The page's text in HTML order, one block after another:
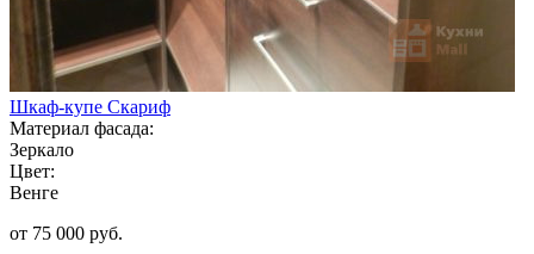
Шкаф-купе Скариф
Материал фасада:
Зеркало
Цвет:
Венге
от 75 000 руб.